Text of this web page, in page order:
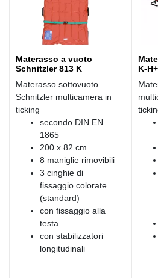
Materasso a vuoto
Schnitzler 813 K
Materasso sottovuoto
Schnitzler multicamera in
ticking
secondo DIN EN
1865
200 x 82 cm
8 maniglie rimovibili
3 cinghie di
fissaggio colorate
(standard)
con fissaggio alla
testa
con stabilizzatori
longitudinali
K-H+